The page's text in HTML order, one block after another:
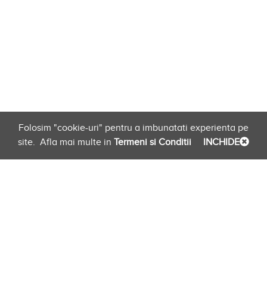
Folosim "cookie-uri" pentru a imbunatati experienta pe
site. Afla mai multe in Termeni si Conditii INCHIDE